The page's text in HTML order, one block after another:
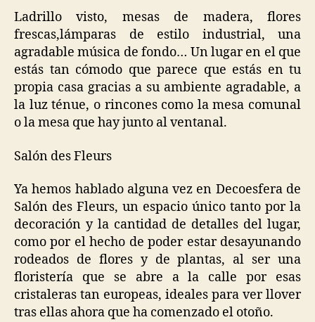
Ladrillo visto, mesas de madera, flores
frescas,lámparas de estilo industrial, una
agradable música de fondo… Un lugar en el que
estás tan cómodo que parece que estás en tu
propia casa gracias a su ambiente agradable, a
la luz ténue, o rincones como la mesa comunal
o la mesa que hay junto al ventanal.
Salón des Fleurs
Ya hemos hablado alguna vez en Decoesfera de
Salón des Fleurs, un espacio único tanto por la
decoración y la cantidad de detalles del lugar,
como por el hecho de poder estar desayunando
rodeados de flores y de plantas, al ser una
floristería que se abre a la calle por esas
cristaleras tan europeas, ideales para ver llover
tras ellas ahora que ha comenzado el otoño.